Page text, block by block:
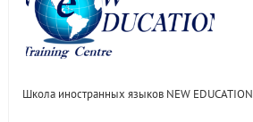
Школа иностранных языков NEW EDUCATION